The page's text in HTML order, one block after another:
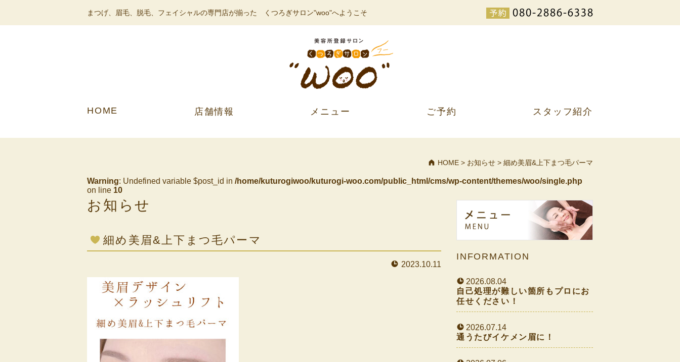
まつげ、眉毛、脱毛、フェイシャルの専門店が揃った くつろぎサロン"woo"へようこそ
HOME 店舗情報 メニュー ご予約 スタッフ紹介
HOME > お知らせ > 細め美眉&上下まつ毛パーマ
Warning: Undefined variable $post_id in /home/kuturogiwoo/kuturogi-woo.com/public_html/cms/wp-content/themes/woo/single.php
on line 10
お知らせ
細め美眉&上下まつ毛パーマ
2023.10.11
INFORMATION
2026.08.04
自己処理が難しい箇所もプロにお
任せください！
2026.07.14
通うたびイケメン眉に！